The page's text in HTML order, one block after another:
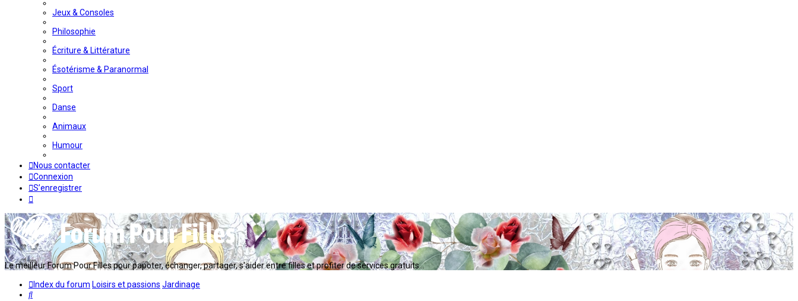
Jeux & Consoles
Philosophie
Écriture & Littérature
Ésotérisme & Paranormal
Sport
Danse
Animaux
Humour
Nous contacter
Connexion
S’enregistrer
Le meilleur Forum Pour Filles pour papoter, échanger, partager, s'aider entre filles et profiter de services gratuits...
Index du forum Loisirs et passions Jardinage
Rechercher